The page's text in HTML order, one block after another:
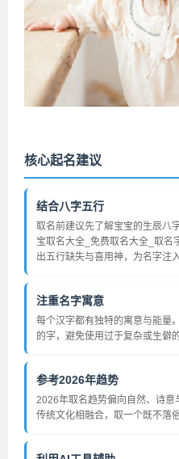
核心起名建议
结合八字五行
取名前建议先了解宝宝的生辰八
宝取名大全_免费取名大全_取名
出五行缺失与喜用神，为名字注
注重名字寓意
每个汉字都有独特的寓意与能量
的字，避免使用过于复杂或生僻的
参考2026年趋势
2026年取名趋势偏向自然、诗意
传统文化相融合，取一个既不落